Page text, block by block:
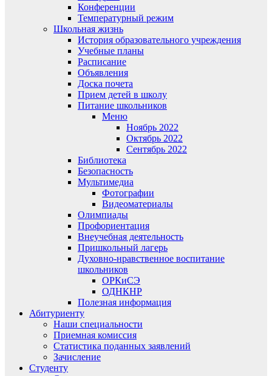
Конференции
Температурный режим
Школьная жизнь
История образовательного учреждения
Учебные планы
Расписание
Объявления
Доска почета
Прием детей в школу
Питание школьников
Меню
Ноябрь 2022
Октябрь 2022
Сентябрь 2022
Библиотека
Безопасность
Мультимедиа
Фотографии
Видеоматериалы
Олимпиады
Профориентация
Внеучебная деятельность
Пришкольный лагерь
Духовно-нравственное воспитание
школьников
ОРКиСЭ
ОДНКНР
Полезная информация
Абитуриенту
Наши специальности
Приемная комиссия
Статистика поданных заявлений
Зачисление
Студенту